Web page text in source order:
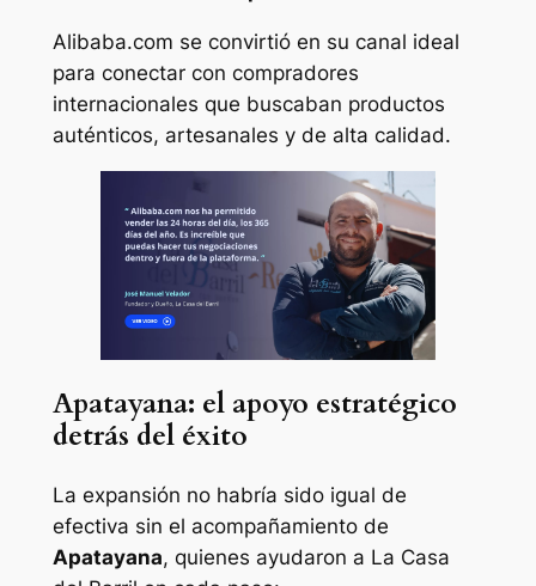
Alibaba.com se convirtió en su canal ideal
para conectar con compradores
internacionales que buscaban productos
auténticos, artesanales y de alta calidad.
Apatayana: el apoyo estratégico
detrás del éxito
La expansión no habría sido igual de
efectiva sin el acompañamiento de
Apatayana, quienes ayudaron a La Casa